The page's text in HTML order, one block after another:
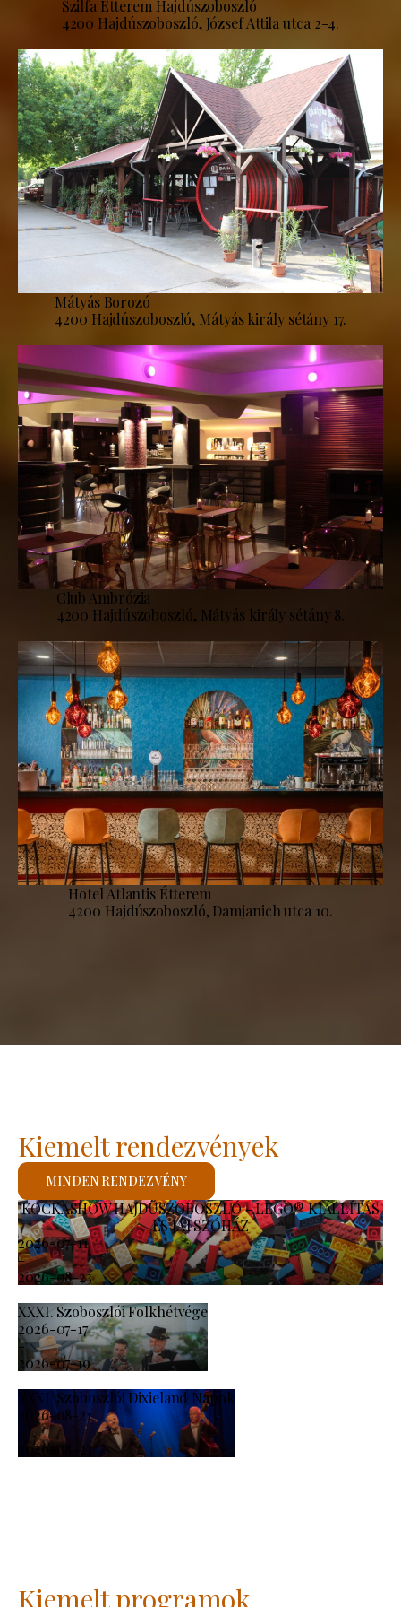
Szilfa Étterem Hajdúszoboszló
4200 Hajdúszoboszló, József Attila utca 2-4.
Mátyás Borozó
4200 Hajdúszoboszló, Mátyás király sétány 17.
Club Ambrózia
4200 Hajdúszoboszló, Mátyás király sétány 8.
Hotel Atlantis Étterem
4200 Hajdúszoboszló, Damjanich utca 10.
KOCKASHOW HAJDÚSZOBOSZLÓ - LEGO® KIÁLLÍTÁS
ÉS JÁTSZÓHÁZ
2026-07-11
-
2026-08-23
XXXI. Szoboszlói Folkhétvége
2026-07-17
-
2026-07-19
XXXI. Szoboszlói Dixieland Napok
2026-08-21
-
2026-08-23
Kiemelt rendezvények
MINDEN RENDEZVÉNY
Kiemelt programok